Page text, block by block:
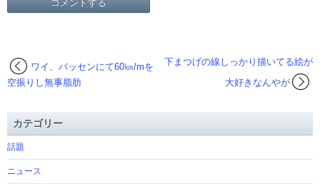
下まつげの線しっかり描いてる絵が
大好きなんやが
ワイ、バッセンにて60㎞/mを
空振りし無事脂肪
カテゴリー
話題
ニュース